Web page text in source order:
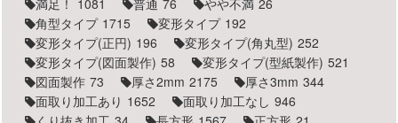
角型タイプ 1715 変形タイプ 192
変形タイプ(正円) 196 変形タイプ(角丸型) 252
変形タイプ(図面製作) 58 変形タイプ(型紙製作) 521
図面製作 73 厚さ2mm 2175 厚さ3mm 344
面取り加工あり 1652 面取り加工なし 946